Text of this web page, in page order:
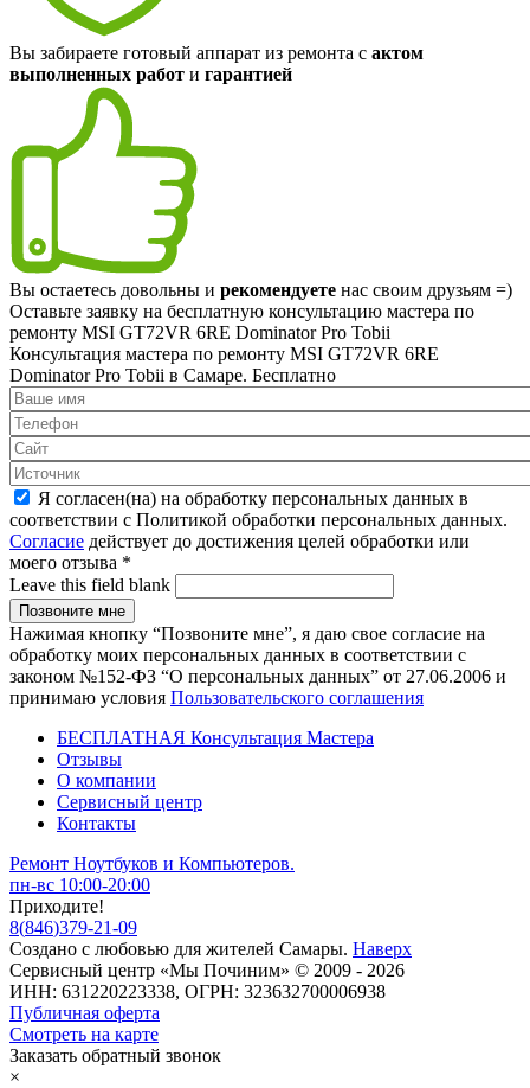
Вы забираете готовый аппарат из ремонта с актом
выполненных работ и гарантией
Вы остаетесь довольны и рекомендуете нас своим друзьям =)
Оставьте заявку на бесплатную консультацию мастера по
ремонту MSI GT72VR 6RE Dominator Pro Tobii
Консультация мастера по ремонту MSI GT72VR 6RE
Dominator Pro Tobii в Самаре. Бесплатно
Я согласен(на) на обработку персональных данных в
соответствии с Политикой обработки персональных данных.
Согласие действует до достижения целей обработки или
моего отзыва *
Leave this field blank
Нажимая кнопку “Позвоните мне”, я даю свое согласие на
обработку моих персональных данных в соответствии с
законом №152-ФЗ “О персональных данных” от 27.06.2006 и
принимаю условия Пользовательского соглашения
БЕСПЛАТНАЯ Консультация Мастера
Отзывы
О компании
Сервисный центр
Контакты
Ремонт Ноутбуков и Компьютеров.
пн-вс 10:00-20:00
Приходите!
8(846)379-21-09
Создано с любовью для жителей Самары. Наверх
Сервисный центр «Мы Починим» © 2009 - 2026
ИНН: 631220223338, ОГРН: 323632700006938
Публичная оферта
Смотреть на карте
Заказать обратный звонок
×